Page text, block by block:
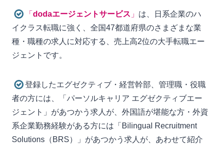
「dodaエージェントサービス 」 は、日系企業のハ
イクラス転職に強く、全国47都道府県のさまざまな業
種・職種の求人に対応する、売上高2位の大手転職エー
ジェントです。
登録したエグゼクティブ・経営幹部、管理職・役職
者の方には、「パーソルキャリア エグゼクティブエー
ジェント」があつかう求人が、外国語が堪能な方・外資
系企業勤務経験がある方には「Bilingual Recruitment
Solutions（BRS）」があつかう求人が、あわせて紹介